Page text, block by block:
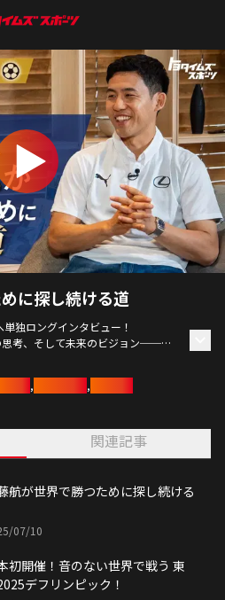
に探し続ける道
独ロングインタビュー！
思考、そして未来のビジョン──
の中」には、日常や仕事に活かせる
、30分にわたる対談で”人間 遠藤
, ,
関連記事
航が世界で勝つために探し続ける
07/10
初開催！音のない世界で戦う 東
デフリンピック！